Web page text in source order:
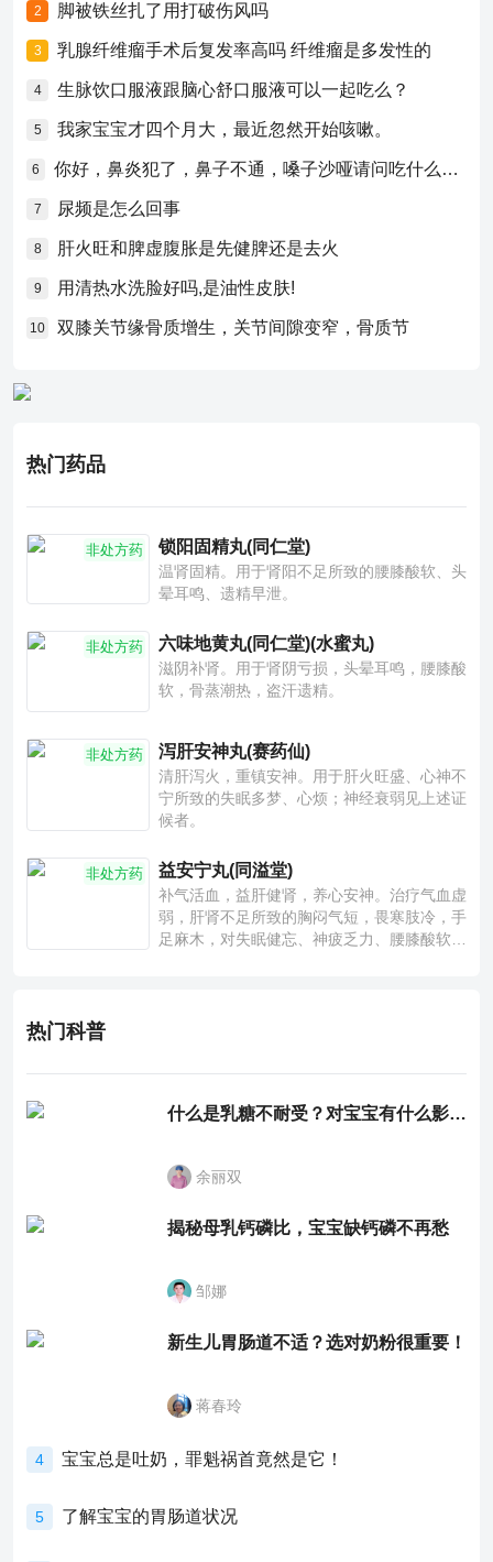
2 脚被铁丝扎了用打破伤风吗
3 乳腺纤维瘤手术后复发率高吗 纤维瘤是多发性的
4 生脉饮口服液跟脑心舒口服液可以一起吃么？
5 我家宝宝才四个月大，最近忽然开始咳嗽。
6 你好，鼻炎犯了，鼻子不通，嗓子沙哑请问吃什么药比较好？
7 尿频是怎么回事
8 肝火旺和脾虚腹胀是先健脾还是去火
9 用清热水洗脸好吗,是油性皮肤!
10 双膝关节缘骨质增生，关节间隙变窄，骨质节
热门药品
非处方药 锁阳固精丸(同仁堂)
温肾固精。用于肾阳不足所致的腰膝酸软、头
晕耳鸣、遗精早泄。
非处方药 六味地黄丸(同仁堂)(水蜜丸)
滋阴补肾。用于肾阴亏损，头晕耳鸣，腰膝酸
软，骨蒸潮热，盗汗遗精。
非处方药 泻肝安神丸(赛药仙)
清肝泻火，重镇安神。用于肝火旺盛、心神不
宁所致的失眠多梦、心烦；神经衰弱见上述证
候者。
非处方药 益安宁丸(同溢堂)
补气活血，益肝健肾，养心安神。治疗气血虚
弱，肝肾不足所致的胸闷气短，畏寒肢冷，手
足麻木，对失眠健忘、神疲乏力、腰膝酸软也
热门科普
什么是乳糖不耐受？对宝宝有什么影响？
余丽双
揭秘母乳钙磷比，宝宝缺钙磷不再愁
邹娜
新生儿胃肠道不适？选对奶粉很重要！
蒋春玲
4 宝宝总是吐奶，罪魁祸首竟然是它！
5 了解宝宝的胃肠道状况